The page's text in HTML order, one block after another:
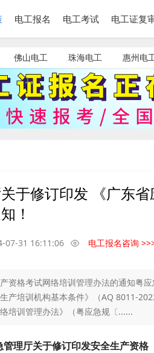
电工报名 电工考试 电工证复
佛山电工 珠海电工 惠州电
于修订印发 《广东
！
07-31 16:11:06 电工报名咨询
资格考试网络培训管理办法的通知粤
培训机构基本条件》（AQ 8011-
培训管理办法》（粤应急规〔......
管理厅关于修订印发安全生产资格